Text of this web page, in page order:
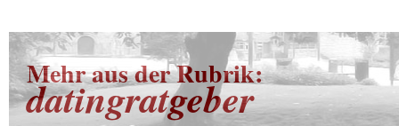
Mehr aus der Rubrik:
datingratgeber